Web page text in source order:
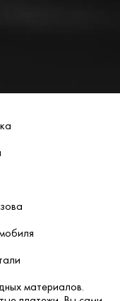
материалов.